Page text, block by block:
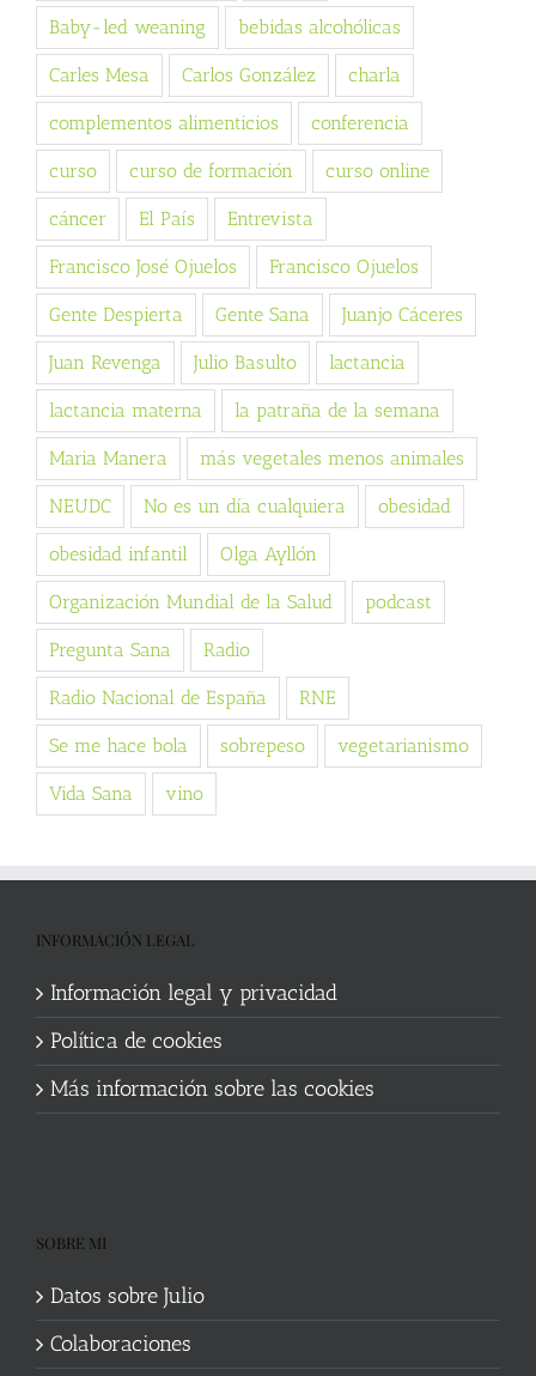
Baby-led weaning bebidas alcohólicas
Carles Mesa Carlos González charla
complementos alimenticios conferencia
curso curso de formación curso online
cáncer El País Entrevista
Francisco José Ojuelos Francisco Ojuelos
Gente Despierta Gente Sana Juanjo Cáceres
Juan Revenga Julio Basulto lactancia
lactancia materna la patraña de la semana
Maria Manera más vegetales menos animales
NEUDC No es un día cualquiera obesidad
obesidad infantil Olga Ayllón
Organización Mundial de la Salud podcast
Pregunta Sana Radio
Radio Nacional de España RNE
Se me hace bola sobrepeso vegetarianismo
Vida Sana vino
INFORMACIÓN LEGAL
Información legal y privacidad
Política de cookies
Más información sobre las cookies
SOBRE MI
Datos sobre Julio
Colaboraciones